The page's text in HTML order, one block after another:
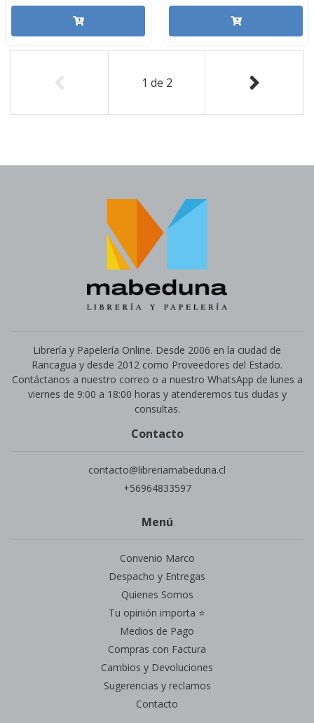
1 de 2
Librería y Papelería Online. Desde 2006 en la ciudad de
Rancagua y desde 2012 como Proveedores del Estado.
Contáctanos a nuestro correo o a nuestro WhatsApp de lunes a
viernes de 9:00 a 18:00 horas y atenderemos tus dudas y
consultas.
Contacto
contacto@libreriamabeduna.cl
+56964833597
Menú
Convenio Marco
Despacho y Entregas
Quienes Somos
Tu opinión importa ⭐
Medios de Pago
Compras con Factura
Cambios y Devoluciones
Sugerencias y reclamos
Contacto